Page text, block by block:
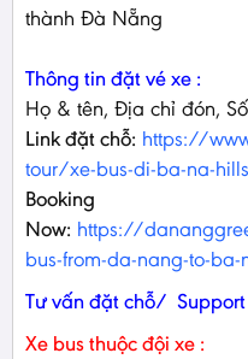
thành Đà Nẵng
Thông tin đặt vé xe :
Họ & tên, Địa chỉ đón,
Link đặt chỗ: https://
tour/xe-bus-di-ba-na-
Booking
Now: https://
bus-from-da-nang-to-ba-
Tư vấn đặt chỗ/ Support
Xe bus thuộc đội xe :